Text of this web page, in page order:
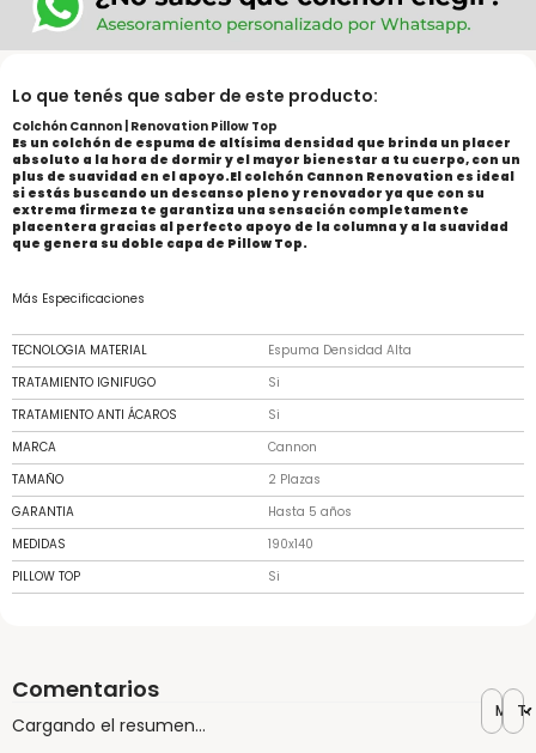
Lo que tenés que saber de este producto:
Colchón Cannon | Renovation Pillow Top
Es un colchón de espuma de altísima densidad que brinda un placer
absoluto a la hora de dormir y el mayor bienestar a tu cuerpo, con un
plus de suavidad en el apoyo.El colchón Cannon Renovation es ideal
si estás buscando un descanso pleno y renovador ya que con su
extrema firmeza te garantiza una sensación completamente
placentera gracias al perfecto apoyo de la columna y a la suavidad
que genera su doble capa de Pillow Top.
Más Especificaciones
TECNOLOGIA MATERIAL
Espuma Densidad Alta
TRATAMIENTO IGNIFUGO
Si
TRATAMIENTO ANTI ÁCAROS
Si
MARCA
Cannon
TAMAÑO
2 Plazas
GARANTIA
Hasta 5 años
MEDIDAS
190x140
PILLOW TOP
Si
Comentarios
Cargando el resumen…
Más